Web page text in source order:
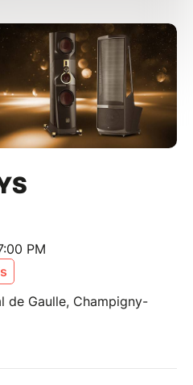
PM
de Gaulle, Champigny-